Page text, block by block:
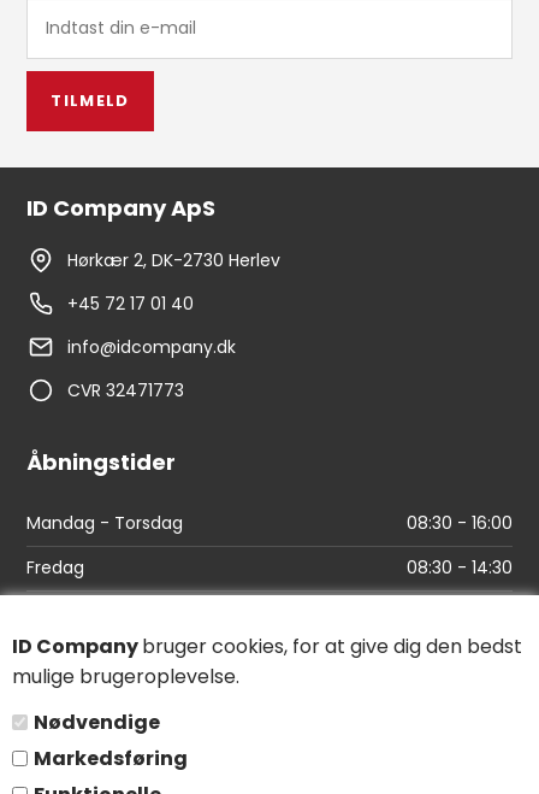
ID Companybruger cookies, for at give dig den bedst
mulige brugeroplevelse.
Nødvendige
Markedsføring
TILMELD
ID Company ApS
Hørkær 2, DK-2730 Herlev
+45 72 17 01 40
info@idcompany.dk
CVR 32471773
Åbningstider
Mandag - Torsdag
08:30 - 16:00
Fredag
08:30 - 14:30
Find vej
Salgs- og leveringsbetingelser
Persondatapolitik